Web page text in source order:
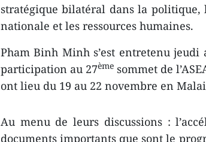
stratégique bilatéral dans la politique,
nationale et les ressources humaines.
Pham Binh Minh s’est entretenu jeudi
participation au 27ème sommet de
ont lieu du 19 au 22 novembre en
Au menu de leurs discussions :
documents importants que sont le